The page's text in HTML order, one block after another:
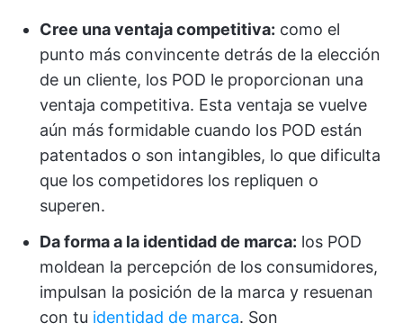
Cree una ventaja competitiva: como el
punto más convincente detrás de la elección
de un cliente, los POD le proporcionan una
ventaja competitiva. Esta ventaja se vuelve
aún más formidable cuando los POD están
patentados o son intangibles, lo que dificulta
que los competidores los repliquen o
superen.
Da forma a la identidad de marca: los POD
moldean la percepción de los consumidores,
impulsan la posición de la marca y resuenan
con tu identidad de marca. Son